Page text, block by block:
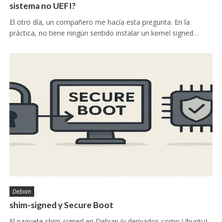
sistema no UEFI?
El otro día, un compañero me hacía esta pregunta. En la
práctica, no tiene ningún sentido instalar un kernel signed…
Debian
shim-signed y Secure Boot